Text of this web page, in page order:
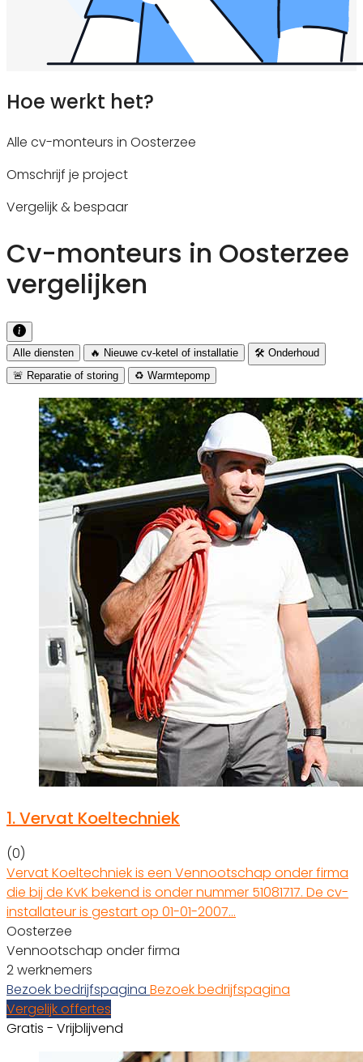
Hoe werkt het?
Alle cv-monteurs in Oosterzee
Omschrijf je project
Vergelijk & bespaar
Cv-monteurs in Oosterzee
vergelijken
Alle diensten 🔥 Nieuwe cv-ketel of installatie
🛠️ Onderhoud
🚨 Reparatie of storing
♻️ Warmtepomp
1.Vervat Koeltechniek
(0)
Vervat Koeltechniek is een Vennootschap onder firma
die bij de KvK bekend is onder nummer 51081717. De cv-
installateur is gestart op 01-01-2007…
Oosterzee
Vennootschap onder firma
2 werknemers
Bezoek bedrijfspagina Bezoek bedrijfspagina
Vergelijk offertes
Gratis - Vrijblijvend